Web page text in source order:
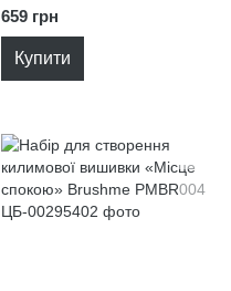
Brushme PMBR011
659 грн
Купити